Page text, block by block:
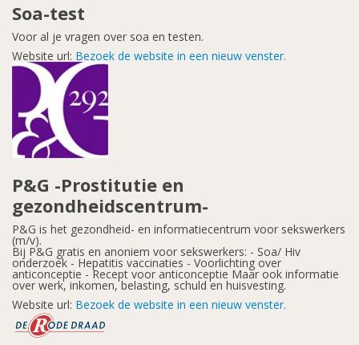
Soa-test
Voor al je vragen over soa en testen.
Website url: Bezoek de website in een nieuw venster.
P&G -Prostitutie en
gezondheidscentrum-
P&G is het gezondheid- en informatiecentrum voor sekswerkers
(m/v).
Bij P&G gratis en anoniem voor sekswerkers: - Soa/ Hiv
onderzoek - Hepatitis vaccinaties - Voorlichting over
anticonceptie - Recept voor anticonceptie Maar ook informatie
over werk, inkomen, belasting, schuld en huisvesting.
Website url: Bezoek de website in een nieuw venster.